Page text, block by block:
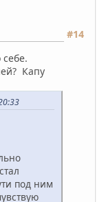
#14
Капу
под ним